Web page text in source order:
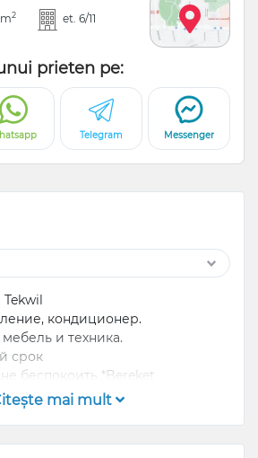
2 et. 6/11
prieten pe:
Telegram Messenger
кондиционер.
и техника.
срок
беспокоить *Bereket
mai mult